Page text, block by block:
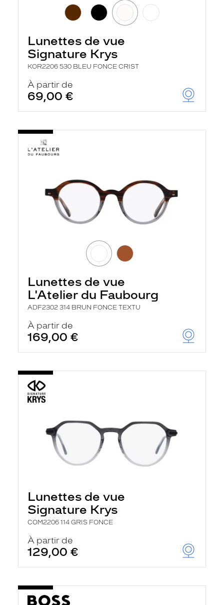
Lunettes de vue
Signature Krys
KOR2206 530 BLEU FONCE CRIST
À partir de
69,00 €
Lunettes de vue
L'Atelier du Faubourg
ADF2302 314 BRUN FONCE TEXTU
À partir de
169,00 €
Lunettes de vue
Signature Krys
COM2206 114 GRIS FONCE
À partir de
129,00 €